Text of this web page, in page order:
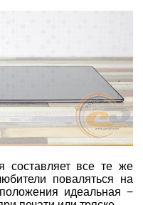
составляет все те же
поваляться на
идеальная −